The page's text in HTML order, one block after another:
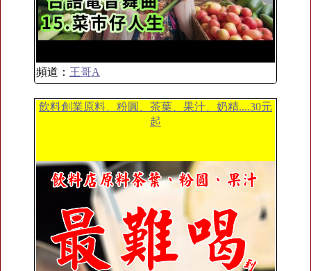
頻道： 王哥A
飲料創業原料、粉圓、茶葉、果汁、奶精....30元
起